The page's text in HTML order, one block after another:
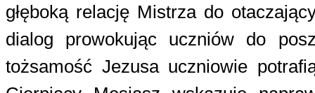
głęboką relację Mistrza do
dialog prowokując uczniów do
tożsamość Jezusa uczniowie